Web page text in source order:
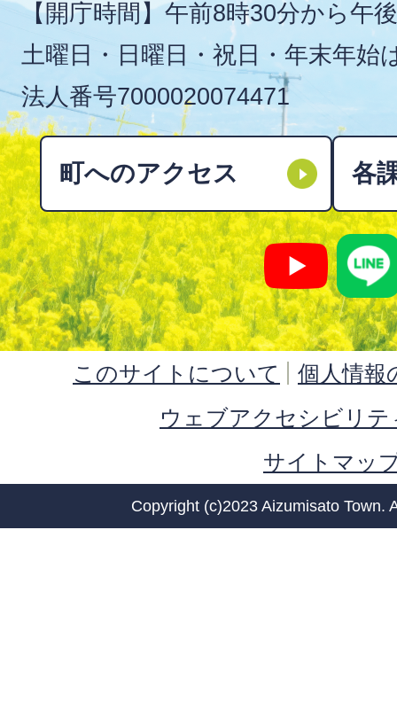
【開庁時間】午前8時30分から午
土曜日・日曜日・祝日・年末年始
法人番号7000020074471
町へのアクセス 各
このサイトについて
個人情報
ウェブアクセシビリ
サイトマッ
Copyright (c)2023 Aizumisato Town.